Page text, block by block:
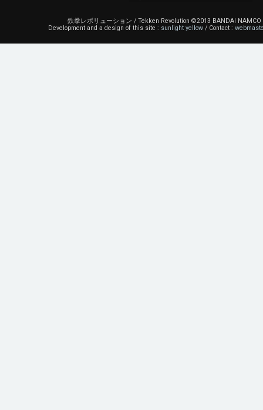
鉄拳レボリューション / Tekken Revolution ©2013 BANDAI NAMCO
Development and a design of this site : sunlight yellow / Contact :